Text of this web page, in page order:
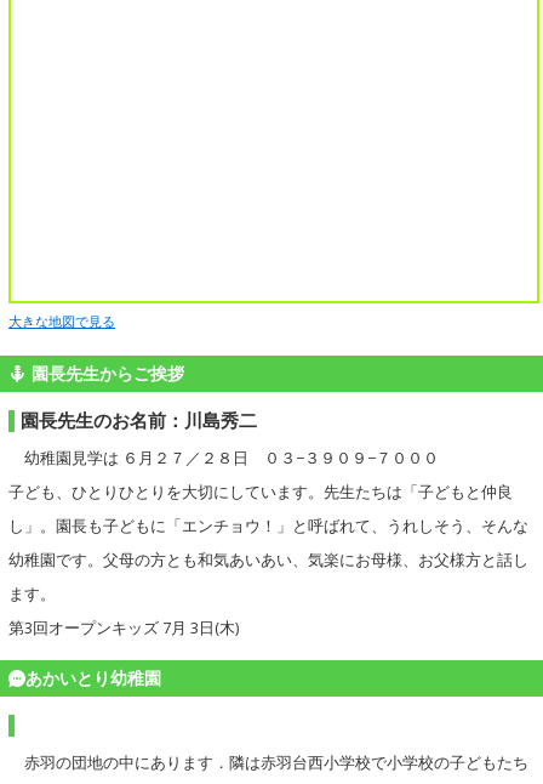
大きな地図で見る
園長先生からご挨拶
園長先生のお名前：川島秀二
幼稚園見学は ６月２７／２８日 ０３−３９０９−７０００
子ども、ひとりひとりを大切にしています。先生たちは「子どもと仲良
し」。園長も子どもに「エンチョウ！」と呼ばれて、うれしそう、そんな
幼稚園です。父母の方とも和気あいあい、気楽にお母様、お父様方と話し
ます。
第3回オープンキッズ 7月 3日(木)
あかいとり幼稚園
赤羽の団地の中にあります．隣は赤羽台西小学校で小学校の子どもたち